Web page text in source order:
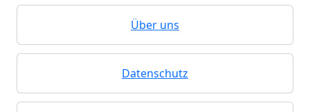
Über uns
Datenschutz